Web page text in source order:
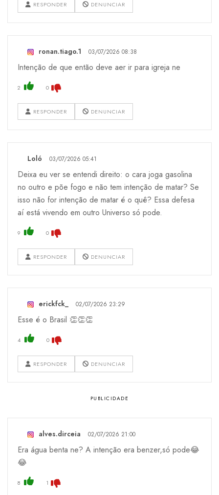
RESPONDER DENUNCIAR
ronan.tiago.1 03/07/2026 08:38
Intenção de que então deve aer ir para igreja ne
2 0
RESPONDER DENUNCIAR
Loló 03/07/2026 05:41
Deixa eu ver se entendi direito: o cara joga gasolina
no outro e põe fogo e não tem intenção de matar? Se
isso não for intenção de matar é o quê? Essa defesa
aí está vivendo em outro Universo só pode.
9 0
RESPONDER DENUNCIAR
erickfck_ 02/07/2026 23:29
Esse é o Brasil 👏👏👏
4 0
RESPONDER DENUNCIAR
alves.dirceia 02/07/2026 21:00
Era água benta ne? A intenção era benzer,só pode😂
😂
8 1